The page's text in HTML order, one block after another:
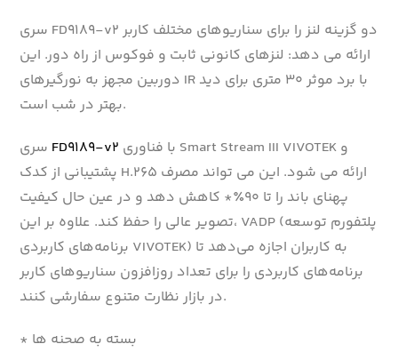
سری FD9189-v2 دو گزینه لنز را برای سناریوهای مختلف کاربر
ارائه می دهد: لنزهای کانونی ثابت و فوکوس از راه دور. این
دوربین مجهز به نورگیرهای IR با برد موثر ۳۰ متری برای دید
بهتر در شب است.
سری FD9189-v2
پشتیبانی از کدک H.265 ارائه می شود. این می تواند مصرف
پهنای باند را تا ۹۰٪* کاهش دهد و در عین حال کیفیت
تصویر عالی را حفظ کند. علاوه بر این، VADP (پلتفورم توسعه
برنامه‌های کاربردی VIVOTEK) به کاربران اجازه می‌دهد تا
برنامه‌های کاربردی را برای تعداد روزافزون سناریوهای کاربر
در بازار نظارت متنوع سفارشی کنند.
* بسته به صحنه ها